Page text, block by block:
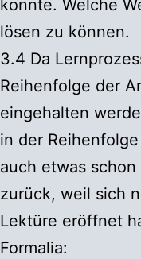
konnte. Welche
lösen zu können.
3.4 Da
Reihenfolge der
eingehalten
in der
auch etwas
zurück, weil sich
Lektüre eröffnet
Formalia: